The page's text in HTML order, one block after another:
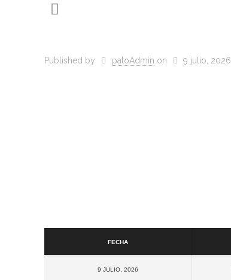
Published by patoAdmin on 9 julio, 2026
Fecha
9 julio, 2026